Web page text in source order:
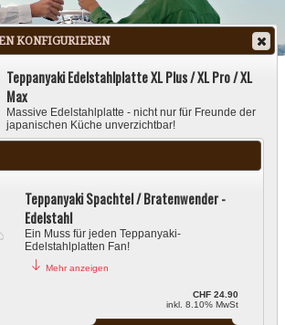
AUSSENKÜCHE TRAGBARE GRILLS
KONFIGURIEREN
Teppanyaki Edelstahlplatte XL Plus / XL Pro / XL
Max
Massive Edelstahlplatte - nicht nur für Freunde der
japanischen Küche unverzichtbar!
Teppanyaki Spachtel / Bratenwender -
Edelstahl
Ein Muss für jeden Teppanyaki-
Edelstahlplatten Fan!
Mehr anzeigen
CHF 24.90
inkl. 8.10% MwSt